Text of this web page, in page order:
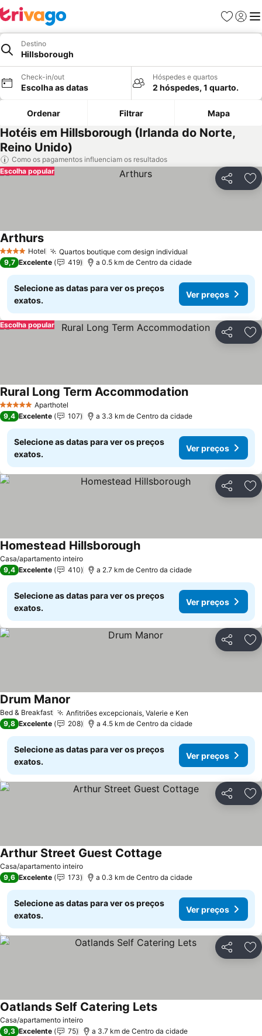
Favoritos
Iniciar
Destino
Hillsborough
Check-in/out
Escolha as datas
Hóspedes e quartos
2 hóspedes, 1 quarto.
Ordenar Filtrar Mapa
Hotéis em Hillsborough (Irlanda do Norte,
Reino Unido)
Como os pagamentos influenciam os resultados
Partilhar
Escolha popular
4 EstrelasHotel Quartos boutique com design individual
Arthurs
9,7 Excelente 419 a 0.5 km de Centro da cidade
Selecione as datas para ver os preços
exatos.
Ver preços
Partilhar
Escolha popular
5 Estrelas Aparthotel
Rural Long Term Accommodation
9,4 Excelente 107 a 3.3 km de Centro da cidade
Selecione as datas para ver os preços
exatos.
Ver preços
Partilhar
Casa/apartamento inteiro
Homestead Hillsborough
9,4 Excelente 410 a 2.7 km de Centro da cidade
Selecione as datas para ver os preços
exatos.
Ver preços
Partilhar
Bed & Breakfast Anfitriões excepcionais, Valerie e Ken
Drum Manor
9,8 Excelente 208 a 4.5 km de Centro da cidade
Selecione as datas para ver os preços
exatos.
Ver preços
Partilhar
Casa/apartamento inteiro
Arthur Street Guest Cottage
9,6 Excelente 173 a 0.3 km de Centro da cidade
Selecione as datas para ver os preços
exatos.
Ver preços
Partilhar
Casa/apartamento inteiro
Oatlands Self Catering Lets
9,3 Excelente 75 a 3.7 km de Centro da cidade